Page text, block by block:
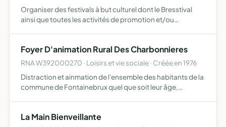
Organiser des festivals à but culturel dont le Bresstival
ainsi que toutes les activités de promotion et/ou
EIM, e…
Foyer D'animation Rural Des Charbonnieres
RNA W392000270 · Loisirs et vie sociale · Créée en 1976
Distraction et ainmation de l'ensemble des habitants de la
commune de Fontainebrux quel que soit leur âge,
La Main Bienveillante